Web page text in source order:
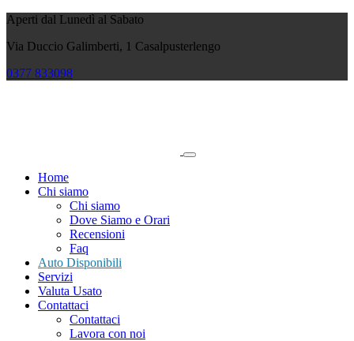
Aperti dal Lunedì al Sabato
Via Duccio Galimberti, 1 Casalpusterlengo
0377 833098
Home
Chi siamo
Chi siamo
Dove Siamo e Orari
Recensioni
Faq
Auto Disponibili
Servizi
Valuta Usato
Contattaci
Contattaci
Lavora con noi